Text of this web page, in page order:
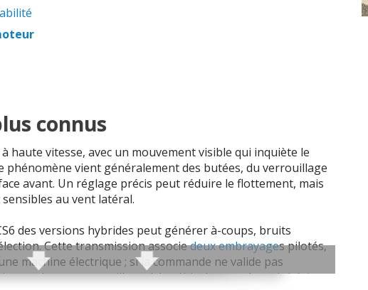
connus
haute vitesse, avec un mouvement visible qui inquiète le
phénomène vient généralement des butées, du verrouillage
avant. Un réglage précis peut réduire le flottement, mais
au vent latéral.
des versions hybrides peut générer à-coups, bruits
Cette transmission associedeux embrayages pilotés,
machine électrique ; si la commande ne valide pas
embrayage travaille mal, le véhicule peut devenir hésitant